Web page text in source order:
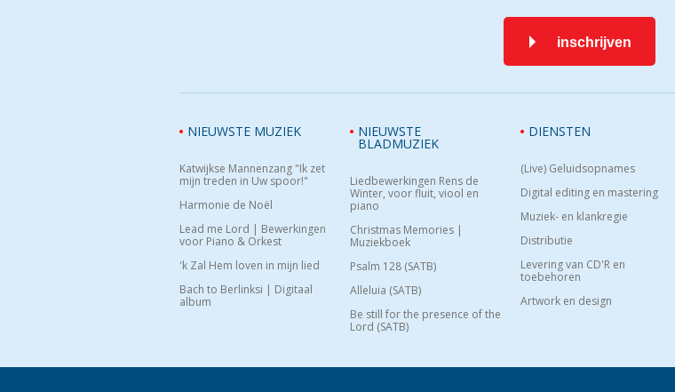
inschrijven
NIEUWSTE MUZIEK
Katwijkse Mannenzang "Ik zet
mijn treden in Uw spoor!"
Harmonie de Noël
Lead me Lord | Bewerkingen
voor Piano & Orkest
'k Zal Hem loven in mijn lied
Bach to Berlinksi | Digitaal
album
NIEUWSTE
BLADMUZIEK
Liedbewerkingen Rens de
Winter, voor fluit, viool en
piano
Christmas Memories |
Muziekboek
Psalm 128 (SATB)
Alleluia (SATB)
Be still for the presence of the
Lord (SATB)
DIENSTEN
(Live) Geluidsopnames
Digital editing en mastering
Muziek- en klankregie
Distributie
Levering van CD'R en
toebehoren
Artwork en design